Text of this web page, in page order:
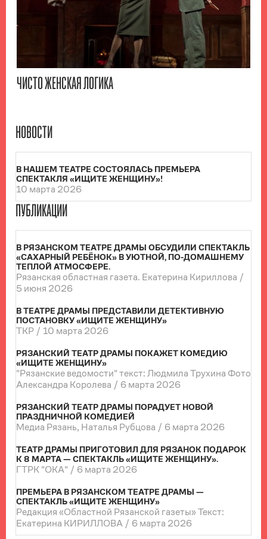
ЧИСТО ЖЕНСКАЯ ЛОГИКА
НОВОСТИ
В НАШЕМ ТЕАТРЕ СОСТОЯЛАСЬ ПРЕМЬЕРА
СПЕКТАКЛЯ «ИЩИТЕ ЖЕНЩИНУ»!
10 марта 2026
ПУБЛИКАЦИИ
В РЯЗАНСКОМ ТЕАТРЕ ДРАМЫ ОБСУДИЛИ СПЕКТАКЛЬ
«САХАРНЫЙ РЕБЁНОК» В УЮТНОЙ, ПО-ДОМАШНЕМУ
ТЕПЛОЙ АТМОСФЕРЕ.
Рязанская областная газета. Екатерина Кириллова /
5 июня 2026
В ТЕАТРЕ ДРАМЫ ПРЕДСТАВИЛИ ДЕТЕКТИВНУЮ
ПОСТАНОВКУ «ИЩИТЕ ЖЕНЩИНУ»
ТКР / 10 марта 2026
РЯЗАНСКИЙ ТЕАТР ДРАМЫ ПОКАЖЕТ КОМЕДИЮ
«ИЩИТЕ ЖЕНЩИНУ»
"Рязанские ведомости" текст: Людмила Трухина Фото
Александра Королева / 6 марта 2026
РЯЗАНСКИЙ ТЕАТР ДРАМЫ ПОРАДУЕТ НОВОЙ
ПРАЗДНИЧНОЙ КОМЕДИЕЙ
Медиа Рязань, Наталья Рубцова / 6 марта 2026
ТЕАТР ДРАМЫ ПРИГОТОВИЛ ДЛЯ РЯЗАНОК ПОДАРОК
К 8 МАРТА — СПЕКТАКЛЬ «ИЩИТЕ ЖЕНЩИНУ».
ГТРК "ОКА" / 6 марта 2026
ПРЕМЬЕРА В РЯЗАНСКОМ ТЕАТРЕ ДРАМЫ —
СПЕКТАКЛЬ «ИЩИТЕ ЖЕНЩИНУ»
Редакция «Областной Рязанской газеты» Текст:
Екатерина КИРИЛЛОВА / 6 марта 2026